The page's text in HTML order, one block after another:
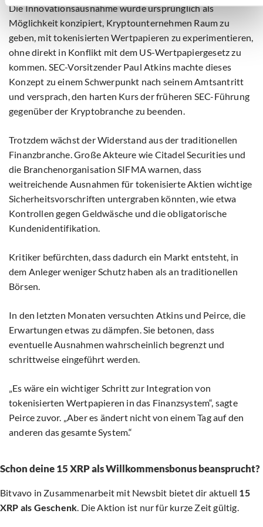
Die Innovationsausnahme wurde ursprünglich als
Möglichkeit konzipiert, Kryptounternehmen Raum zu
geben, mit tokenisierten Wertpapieren zu experimentieren,
ohne direkt in Konflikt mit dem US-Wertpapiergesetz zu
kommen. SEC-Vorsitzender Paul Atkins machte dieses
Konzept zu einem Schwerpunkt nach seinem Amtsantritt
und versprach, den harten Kurs der früheren SEC-Führung
gegenüber der Kryptobranche zu beenden.
Trotzdem wächst der Widerstand aus der traditionellen
Finanzbranche. Große Akteure wie Citadel Securities und
die Branchenorganisation SIFMA warnen, dass
weitreichende Ausnahmen für tokenisierte Aktien wichtige
Sicherheitsvorschriften untergraben könnten, wie etwa
Kontrollen gegen Geldwäsche und die obligatorische
Kundenidentifikation.
Kritiker befürchten, dass dadurch ein Markt entsteht, in
dem Anleger weniger Schutz haben als an traditionellen
Börsen.
In den letzten Monaten versuchten Atkins und Peirce, die
Erwartungen etwas zu dämpfen. Sie betonen, dass
eventuelle Ausnahmen wahrscheinlich begrenzt und
schrittweise eingeführt werden.
„Es wäre ein wichtiger Schritt zur Integration von
tokenisierten Wertpapieren in das Finanzsystem“, sagte
Peirce zuvor. „Aber es ändert nicht von einem Tag auf den
anderen das gesamte System.“
Schon deine 15 XRP als Willkommensbonus beansprucht?
Bitvavo in Zusammenarbeit mit Newsbit bietet dir aktuell 15
XRP als Geschenk. Die Aktion ist nur für kurze Zeit gültig.